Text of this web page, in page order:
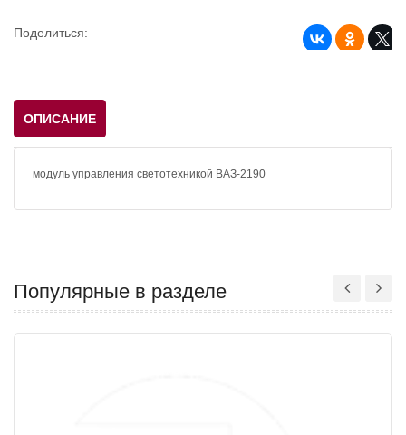
Поделиться:
ОПИСАНИЕ
модуль управления светотехникой ВАЗ-2190
Популярные в разделе